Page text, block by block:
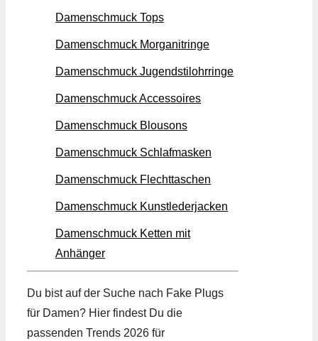
Damenschmuck Tops
Damenschmuck Morganit­ringe
Damenschmuck Jugend­stil­ohrringe
Damenschmuck Accessoires
Damenschmuck Blousons
Damenschmuck Schlaf­masken
Damenschmuck Flecht­taschen
Damenschmuck Kunstleder­jacken
Damenschmuck Ketten mit
Anhänger
Du bist auf der Suche nach Fake Plugs
für Damen? Hier findest Du die
passenden Trends 2026 für